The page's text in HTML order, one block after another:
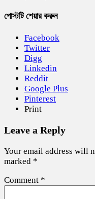
পোস্টটি শেয়ার করুন
Facebook
Twitter
Digg
Linkedin
Reddit
Google Plus
Pinterest
Print
Leave a Reply
Your email address will
marked *
Comment *